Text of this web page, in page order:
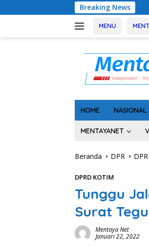
ke
Breaking News
MENU
HOME NASIONAL
MENTAYANET
Beranda DPR
DPRD KOTIM
Tunggu
Surat
Mentaya Net
Januari 22, 2022